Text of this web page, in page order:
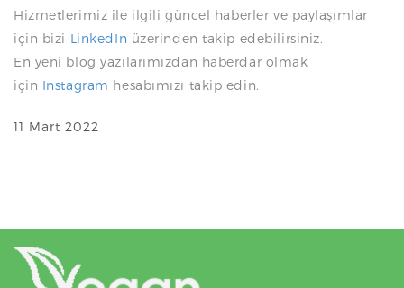
Hizmetlerimiz ile ilgili güncel haberler ve paylaşımlar
için bizi LinkedIn üzerinden takip edebilirsiniz.
En yeni blog yazılarımızdan haberdar olmak
için Instagram hesabımızı takip edin.
11 Mart 2022